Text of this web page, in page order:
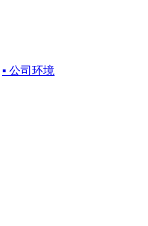
▪ 公司环境